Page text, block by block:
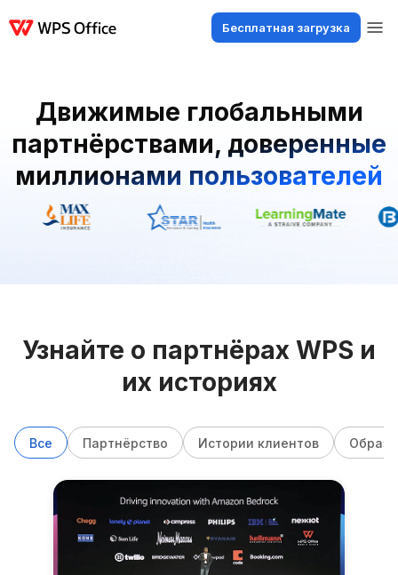
Бесплатная загрузка
Движимые глобальными
партнёрствами, доверенные
миллионами пользователей
Узнайте о партнёрах WPS и
их историях
Все Партнёрство Истории клиентов